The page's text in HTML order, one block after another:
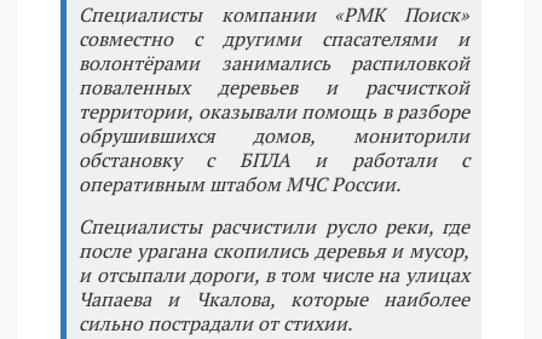
Специалисты компании «РМК Поиск»
совместно с другими спасателями и
волонтёрами занимались распиловкой
поваленных деревьев и расчисткой
территории, оказывали помощь в разборе
обрушившихся домов, мониторили
обстановку с БПЛА и работали с
оперативным штабом МЧС России.
Специалисты расчистили русло реки, где
после урагана скопились деревья и мусор,
и отсыпали дороги, в том числе на улицах
Чапаева и Чкалова, которые наиболее
сильно пострадали от стихии.